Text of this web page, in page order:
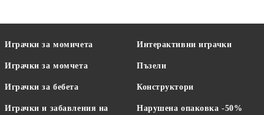
Играчки за момичета
Играчки за момчета
Играчки за бебета
Играчки и забавления на
Интерактивни играчки
Пъзели
Конструктори
Нарушена опаковка -50%